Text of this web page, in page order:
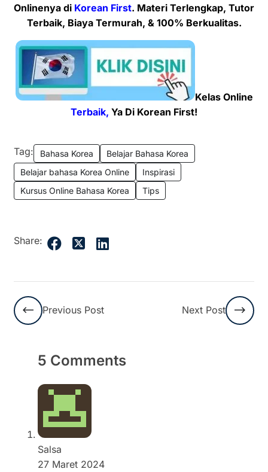
Onlinenya di Korean First. Materi Terlengkap, Tutor
Terbaik, Biaya Termurah, & 100% Berkualitas.
Kelas Online
Terbaik, Ya Di Korean First!
Tag: Bahasa Korea
Belajar Bahasa Korea
Belajar bahasa Korea Online
Inspirasi
Kursus Online Bahasa Korea
Tips
Share:
Previous Post Next Post
5 Comments
Salsa
27 Maret 2024